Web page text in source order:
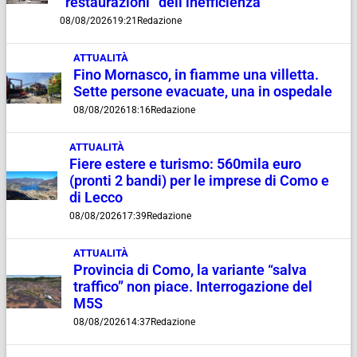
08/08/202619:21 Redazione
ATTUALITÀ
Fino Mornasco, in fiamme una villetta.
Sette persone evacuate, una in ospedale
08/08/202618:16Redazione
ATTUALITÀ
Fiere estere e turismo: 560mila euro
(pronti 2 bandi) per le imprese di Como e
di Lecco
08/08/202617:39 Redazione
ATTUALITÀ
Provincia di Como, la variante “salva
traffico” non piace. Interrogazione del
M5S
08/08/202614:37Redazione